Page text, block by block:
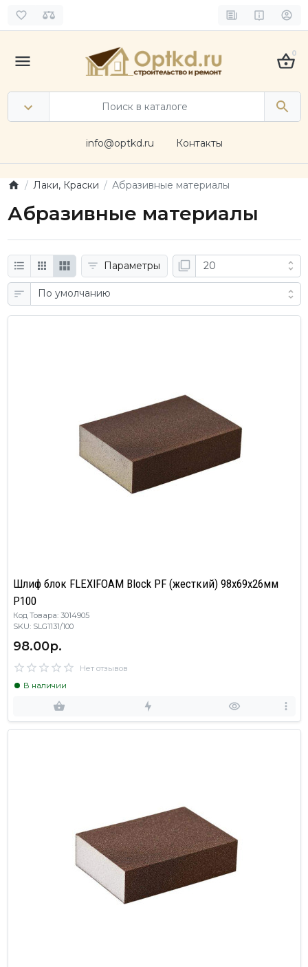
0
info@optkd.ru Контакты
Лаки, Краски Абразивные материалы
Абразивные материалы
Параметры
Шлиф блок FLEXIFOAM Block PF (жесткий) 98x69x26мм
P100
Код Товара: 3014905
SKU: SLG1131/100
98.00р.
Нет отзывов
В наличии